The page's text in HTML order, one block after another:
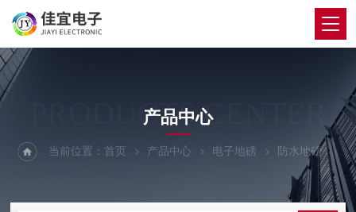
PRODUCTS CENTER
产品中心
当前位置：首页 产品中心 电子地磅 防水地磅